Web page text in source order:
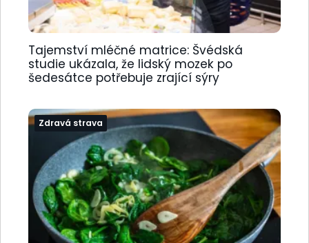
Tajemství mléčné matrice: Švédská
studie ukázala, že lidský mozek po
šedesátce potřebuje zrající sýry
Zdravá strava